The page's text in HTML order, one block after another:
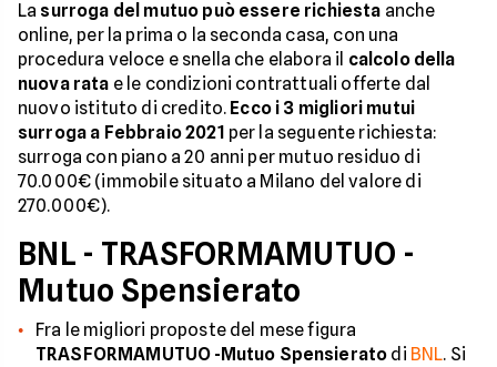
La surroga del mutuo può essere richiesta anche
online, per la prima o la seconda casa, con una
procedura veloce e snella che elabora il calcolo della
nuova rata e le condizioni contrattuali offerte dal
nuovo istituto di credito. Ecco i 3 migliori mutui
surroga a Febbraio 2021 per la seguente richiesta:
surroga con piano a 20 anni per mutuo residuo di
70.000€ (immobile situato a Milano del valore di
270.000€).
BNL - TRASFORMAMUTUO -
Mutuo Spensierato
Fra le migliori proposte del mese figura
TRASFORMAMUTUO -Mutuo Spensierato di BNL. Si